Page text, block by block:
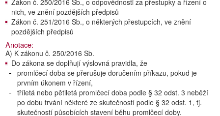
Zákon č. 250/2016 Sb., o odpovědnosti za přestupky a řízení o
nich, ve znění pozdějších předpisů
Zákon č. 251/2016 Sb., o některých přestupcích, ve znění
pozdějších předpisů
Anotace:
A) K zákonu č. 250/2016 Sb.
Do zákona se doplňují výslovná pravidla, že
promlčecí doba se přerušuje doručením příkazu, pokud je
prvním úkonem v řízení,
tříletá nebo pětiletá promlčecí doba podle § 32 odst. 3 neběží
po dobu trvání některé ze skutečností podle § 32 odst. 1, tj.
skutečností působících stavení běhu promlčecí doby.